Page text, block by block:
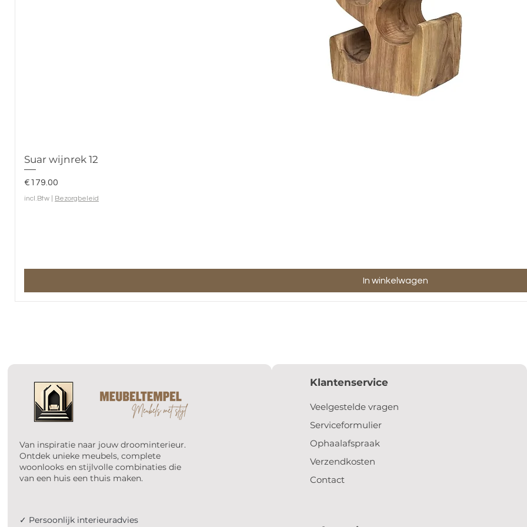
Suar wijnrek 12
Prijs
€179.00
incl.Btw Bezorgbeleid
In winkelwagen
Van inspiratie naar jouw droominterieur.
Ontdek unieke meubels, complete
woonlooks en stijlvolle combinaties die
van een huis een thuis maken.
✓ Persoonlijk interieuradvies
Klantenservice
Veelgestelde vragen
Serviceformulier
Ophaalafspraak
Verzendkosten
Contact